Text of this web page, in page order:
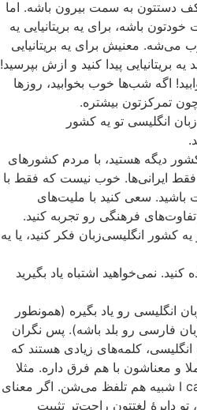
کف دستتون به سمت بیرون باشه. اما
باشه، برای یه بریتانیایی یه
معنیش برای یه بریتانیایی
بریتانیایی پیدا کنید و ازش بپرسید!
اگه شب‌ها خوب بخوابید، روزها
تمرکزتون بیشتره.
انگلیسی تو یه کشور
دیگه هستید، با مردم کشورهای
ایرانی‌ها. خوب نیست که فقط با
باشید. سعی کنید با ملیت‌های
فرهنگی رو تجربه کنید.
کشور انگلیسی‌زبان فکر کنید، یا یه
نمی‌خواهید اشتباه یاد بگیرید
انگلیسی رو یاد بگیره (همونطور
فارسی رو بلد باشه). پس نگران
انگلیسی، کلمه‌های زیادی هستند که
و معناشون با هم فرق داره. مثلا
come here و I can’t hear شبیه هم تلفظ می‌شن. اگر معنای
تو دایرۀ لغتتون راحت‌تر تثبیت